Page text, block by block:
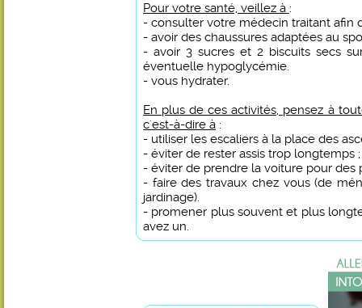
Pour votre santé, veillez à :
- consulter votre médecin traitant afin
- avoir des chaussures adaptées au
- avoir 3 sucres et 2 biscuits secs
éventuelle hypoglycémie.
- vous hydrater.
En plus de ces activités, pensez à
c'est-à-dire à :
- utiliser les escaliers à la place des
- éviter de rester assis trop longtemps ;
- éviter de prendre la voiture pour des
- faire des travaux chez vous (de
jardinage).
- promener plus souvent et plus
avez un.